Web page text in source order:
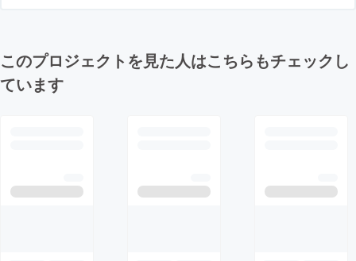
このプロジェクトを見た人はこちらもチェックし
ています